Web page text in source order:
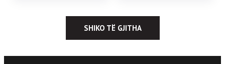
SHIKO TË GJITHA